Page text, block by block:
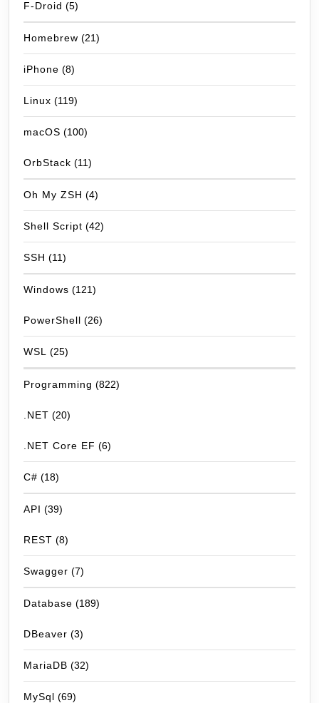
F-Droid (5)
Homebrew (21)
iPhone (8)
Linux (119)
macOS (100)
OrbStack (11)
Oh My ZSH (4)
Shell Script (42)
SSH (11)
Windows (121)
PowerShell (26)
WSL (25)
Programming (822)
.NET (20)
.NET Core EF (6)
C# (18)
API (39)
REST (8)
Swagger (7)
Database (189)
DBeaver (3)
MariaDB (32)
MySql (69)